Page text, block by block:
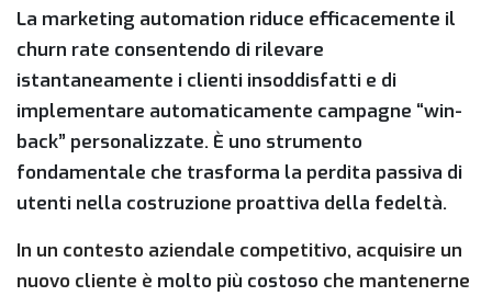
La marketing automation riduce efficacemente il
churn rate consentendo di rilevare
istantaneamente i clienti insoddisfatti e di
implementare automaticamente campagne “win-
back” personalizzate. È uno strumento
fondamentale che trasforma la perdita passiva di
utenti nella costruzione proattiva della fedeltà.
In un contesto aziendale competitivo, acquisire un
nuovo cliente è molto più costoso che mantenerne